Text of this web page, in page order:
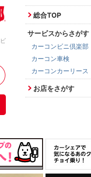
総合TOP
サービスからさがす
カーコンビニ倶楽部
カーコン車検
カーコンカーリース
お店をさがす